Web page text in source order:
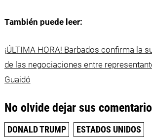
También puede leer:
¡ÚLTIMA HORA! Barbados confirma la
de las negociaciones entre
Guaidó
No olvide dejar sus
DONALD TRUMP ESTADOS UNIDOS